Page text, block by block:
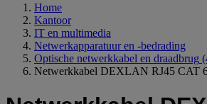
Home
Kantoor
IT en multimedia
Netwerkapparatuur en -bedrading
Optische netwerkkabel en draadbrug
Netwerkkabel DEXLAN RJ45 CAT